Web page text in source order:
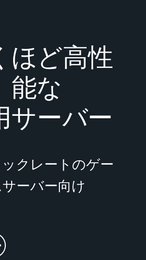
ほど高性
能な
サーバー
クレートのゲー
ーバー向け